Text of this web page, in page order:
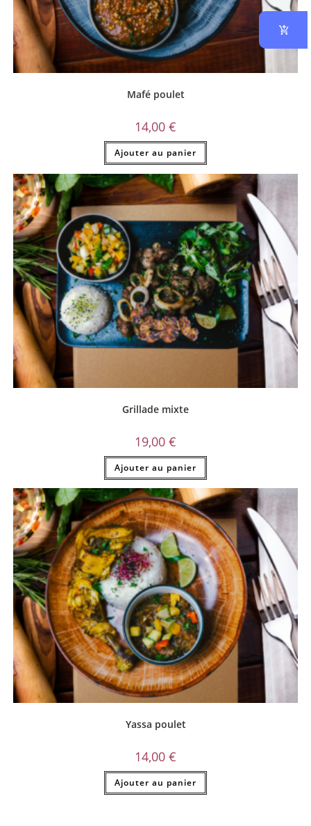
Mafé poulet
14,00 €
Ajouter au panier
Grillade mixte
19,00 €
Ajouter au panier
Yassa poulet
14,00 €
Ajouter au panier